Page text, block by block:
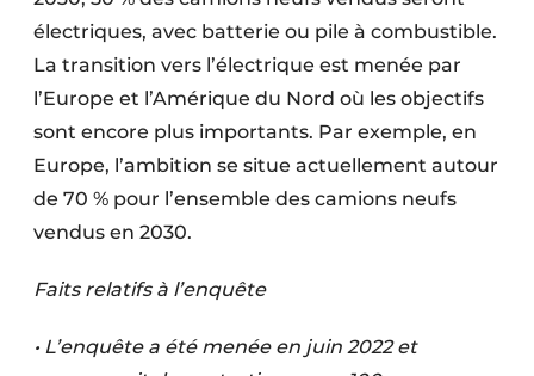
électriques, avec batterie ou pile à combustible.
La transition vers l’électrique est menée par
l’Europe et l’Amérique du Nord où les objectifs
sont encore plus importants. Par exemple, en
Europe, l’ambition se situe actuellement autour
de 70 % pour l’ensemble des camions neufs
vendus en 2030.
Faits relatifs à l’enquête
• L’enquête a été menée en juin 2022 et